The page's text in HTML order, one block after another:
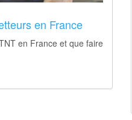
en France
en France et que faire